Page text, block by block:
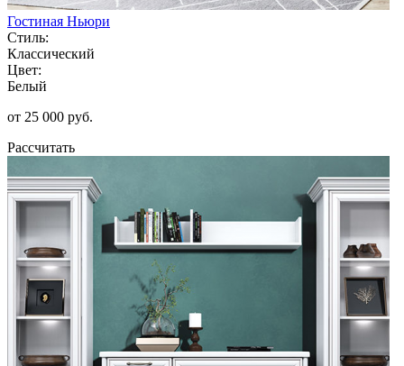
Гостиная Ньюри
Стиль:
Классический
Цвет:
Белый
от 25 000 руб.
Рассчитать